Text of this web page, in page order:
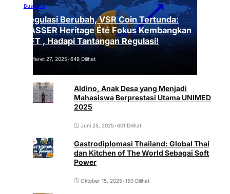
Business
Regulasi Berubah, VSR Coin Tertunda:
VASSER Heritage Été Fokus Kembangkan
NFT , Hadapi Tantangan Regulasi!
Maret 27, 2025•648 Dilihat
Aldino, Anak Desa yang Menjadi
Mahasiswa Berprestasi Utama UNIMED
2025
Juni 25, 2025•601 Dilihat
Gastrodiplomasi Thailand: Global Thai
dan Kitchen of The World Sebagai Soft
Power
Oktober 15, 2025•150 Dilihat